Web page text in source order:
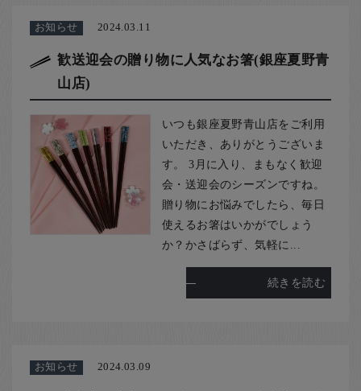
お知らせ 2024.03.11
歓送迎会の贈り物に人気なお箸(銀座夏野青
山店)
いつも銀座夏野青山店をご利用
いただき、ありがとうございま
す。 3月に入り、まもなく歓迎
会・送迎会のシーズンですね。
贈り物にお悩みでしたら、毎日
使えるお箸はいかがでしょう
か？かさばらず、気軽に...
続きを読む
お知らせ 2024.03.09